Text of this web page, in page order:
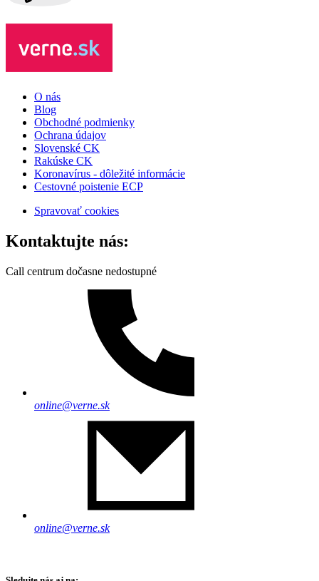
O nás
Blog
Obchodné podmienky
Ochrana údajov
Slovenské CK
Rakúske CK
Koronavírus - dôležité informácie
Cestovné poistenie ECP
Spravovať cookies
Kontaktujte nás:
Call centrum dočasne nedostupné
online@verne.sk
online@verne.sk